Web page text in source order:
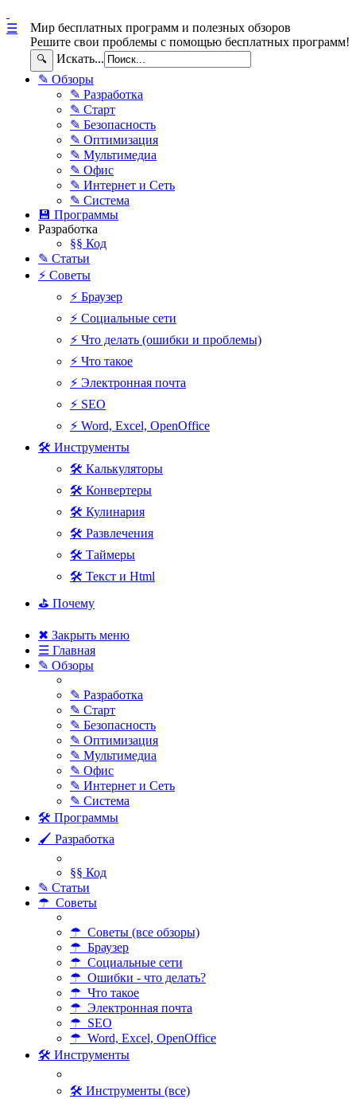
Мир бесплатных программ и полезных обзоров
Решите свои проблемы с помощью бесплатных программ!
🔍 Искать...
☰
✎ Обзоры
✎ Разработка
✎ Старт
✎ Безопасность
✎ Оптимизация
✎ Мультимедиа
✎ Офис
✎ Интернет и Сеть
✎ Система
💾 Программы
Разработка
§§ Код
✎ Статьи
⚡ Советы
⚡ Браузер
⚡ Социальные сети
⚡ Что делать (ошибки и проблемы)
⚡ Что такое
⚡ Электронная почта
⚡ SEO
⚡ Word, Excel, OpenOffice
🛠 Инструменты
🛠 Калькуляторы
🛠 Конвертеры
🛠 Кулинария
🛠 Развлечения
🛠 Таймеры
🛠 Текст и Html
⛳ Почему
✖ Закрыть меню
☰ Главная
✎ Обзоры
✎ Разработка
✎ Старт
✎ Безопасность
✎ Оптимизация
✎ Мультимедиа
✎ Офис
✎ Интернет и Сеть
✎ Система
🛠 Программы
🖌 Разработка
§§ Код
✎ Статьи
☂ Советы
☂ Советы (все обзоры)
☂ Браузер
☂ Социальные сети
☂ Ошибки - что делать?
☂ Что такое
☂ Электронная почта
☂ SEO
☂ Word, Excel, OpenOffice
🛠 Инструменты
🛠 Инструменты (все)